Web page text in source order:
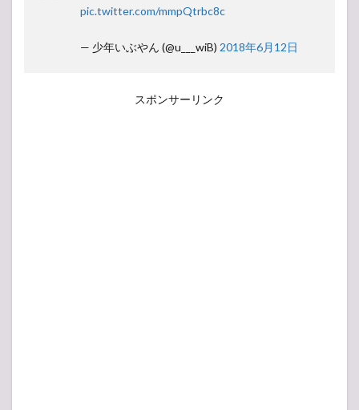
pic.twitter.com/mmpQtrbc8c
— 少年いぶやん (@u___wiB) 2018年6月12日
スポンサーリンク